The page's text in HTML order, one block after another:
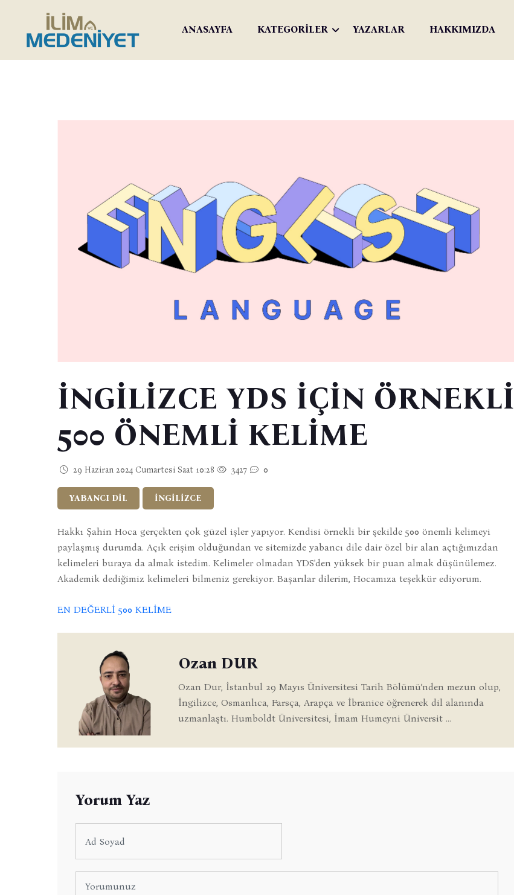
ANASAYFA KATEGORİLER YAZARLAR HAKKIMIZDA
İNGİLİZCE YDS İÇİN ÖRNEKLİ
500 ÖNEMLİ KELİME
29 Haziran 2024 Cumartesi Saat 10:28 3427 0
YABANCI DİL İNGİLİZCE
Hakkı Şahin Hoca gerçekten çok güzel işler yapıyor. Kendisi örnekli bir şekilde 500 önemli kelimeyi
paylaşmış durumda. Açık erişim olduğundan ve sitemizde yabancı dile dair özel bir alan açtığımızdan
kelimeleri buraya da almak istedim. Kelimeler olmadan YDS'den yüksek bir puan almak düşünülemez.
Akademik dediğimiz kelimeleri bilmeniz gerekiyor. Başarılar dilerim, Hocamıza teşekkür ediyorum.
EN DEĞERLİ 500 KELİME
Ozan DUR
Ozan Dur, İstanbul 29 Mayıs Üniversitesi Tarih Bölümü’nden mezun olup,
İngilizce, Osmanlıca, Farsça, Arapça ve İbranice öğrenerek dil alanında
uzmanlaştı. Humboldt Üniversitesi, İmam Humeyni Üniversit ...
Yorum Yaz